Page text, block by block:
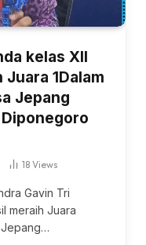
kelas XII
1Dalam
Jepang
18 Views
Gavin Tri
meraih Juara
Jepang…